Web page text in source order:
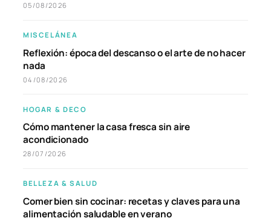
05/08/2026
MISCELÁNEA
Reflexión: época del descanso o el arte de no hacer
nada
04/08/2026
HOGAR & DECO
Cómo mantener la casa fresca sin aire
acondicionado
28/07/2026
BELLEZA & SALUD
Comer bien sin cocinar: recetas y claves para una
alimentación saludable en verano